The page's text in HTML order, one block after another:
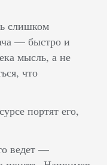
слишком
— быстро и
мысль, а не
что
портят его,
ведет —